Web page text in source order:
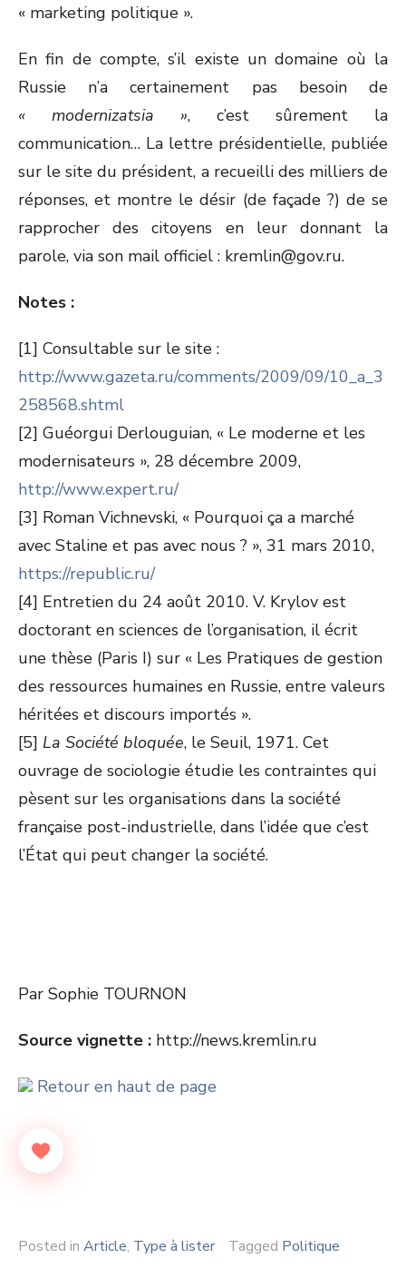
« marketing politique ».
En fin de compte, s’il existe un domaine où la
Russie n’a certainement pas besoin de
« modernizatsia », c’est sûrement la
communication… La lettre présidentielle, publiée
sur le site du président, a recueilli des milliers de
réponses, et montre le désir (de façade ?) de se
rapprocher des citoyens en leur donnant la
parole, via son mail officiel : kremlin@gov.ru.
Notes :
[1] Consultable sur le site :
http://www.gazeta.ru/comments/2009/09/10_a_3
258568.shtml
[2] Guéorgui Derlouguian, « Le moderne et les
modernisateurs », 28 décembre 2009,
http://www.expert.ru/
[3] Roman Vichnevski, « Pourquoi ça a marché
avec Staline et pas avec nous ? », 31 mars 2010,
https://republic.ru/
[4] Entretien du 24 août 2010. V. Krylov est
doctorant en sciences de l’organisation, il écrit
une thèse (Paris I) sur « Les Pratiques de gestion
des ressources humaines en Russie, entre valeurs
héritées et discours importés ».
[5] La Société bloquée, le Seuil, 1971. Cet
ouvrage de sociologie étudie les contraintes qui
pèsent sur les organisations dans la société
française post-industrielle, dans l’idée que c’est
l’État qui peut changer la société.
Par Sophie TOURNON
Source vignette : http://news.kremlin.ru
Retour en haut de page
Posted in Article, Type à lister Tagged Politique